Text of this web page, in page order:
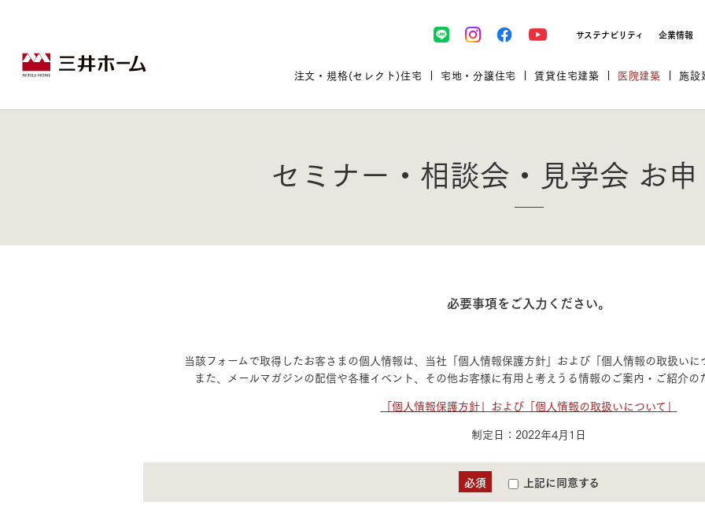
サステナビリティ 企業情報
注文・規格(セレクト)住宅 宅地・分譲住宅
宅地・分譲住宅トップ
土地・建物探しをコンサルティン
ランドパートナー一覧
賃貸住宅建築
賃貸住宅建築トップ
イベント＆セミナー 企業向け不動産活用（CRE）
医院建築
ドクタープランニュース
セミナー・相談会情報 開業のための物件情報
施設
商業施設実例
社宅・寮・事務所実例
カタログ請求 お問い合わせフォーム
資料請求 お問い合わせ
リフォーム実例
リフォーム事業所一覧 カタログ請求 ご相談デスク
セミナー・相談会・見学会 お
必要事項をご入力ください。
当該フォームで取得したお客さまの個人情報は、当社「個人情報保護方針」および「個人情報の取扱いに
また、メールマガジンの配信や各種イベント、その他お客様に有用と考えうる情報のご案内・ご紹介の
「個人情報保護方針」および「個人情報の取扱いについて」
制定日：2022年4月1日
必須 上記に同意する